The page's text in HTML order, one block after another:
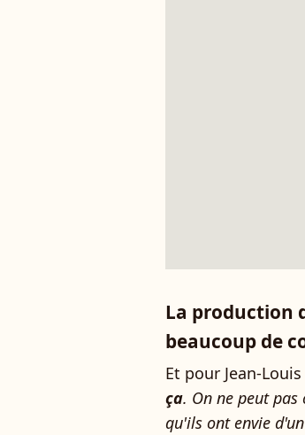
La production
beaucoup de
Et pour Jean-
ça. On ne peut
qu'ils ont envie